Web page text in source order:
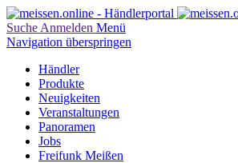
Suche Anmelden Menü
Navigation überspringen
Händler
Produkte
Neuigkeiten
Veranstaltungen
Panoramen
Jobs
Freifunk Meißen